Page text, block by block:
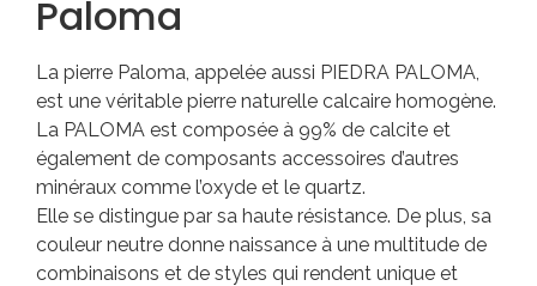
Paloma
La pierre Paloma, appelée aussi PIEDRA PALOMA,
est une véritable pierre naturelle calcaire homogène.
La PALOMA est composée à 99% de calcite et
également de composants accessoires d’autres
minéraux comme l’oxyde et le quartz.
Elle se distingue par sa haute résistance. De plus, sa
couleur neutre donne naissance à une multitude de
combinaisons et de styles qui rendent unique et